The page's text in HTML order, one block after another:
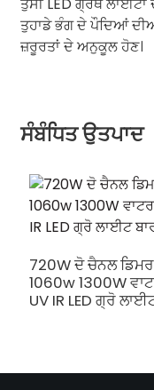
ਤੁਹਾਡੇ ਭੰਗ ਦੇ ਪੌਦਿਆਂ
ਜ਼ਰੂਰਤਾਂ ਦੇ ਅਨੁਕੂਲ ਹੋਣ।
ਸੰਬੰਧਿਤ ਉਤਪਾਦ
720W ਦੋ ਚੈਨਲ
1060w 1300W
UV IR LED ਗ੍ਰੋ